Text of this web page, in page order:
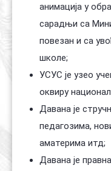
анимација у
сарадњи са
повезан и са
школе;
УСУС је узео
оквиру
Давана је
педагозима,
аматерима итд;
Давана је